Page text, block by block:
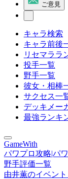
ご意見
キャラ検索
キャラ前後
リセマララ
投手一覧
野手一覧
彼女・相棒
サクセス一
デッキメー
最強ランキ
GameWith
パワプロ攻略|パ
野手評価一覧
由井薫のイベン